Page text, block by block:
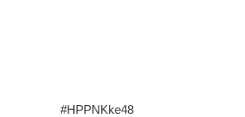
#HPPNKke48